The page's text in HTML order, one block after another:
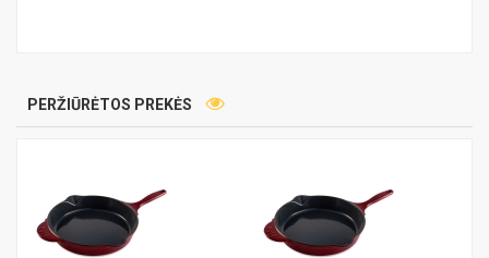
PERŽIŪRĖTOS PREKĖS